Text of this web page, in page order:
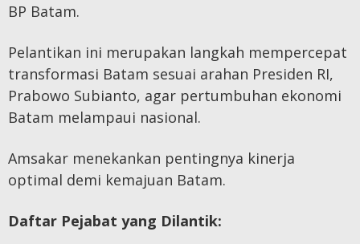
BP Batam.
Pelantikan ini merupakan langkah mempercepat
transformasi Batam sesuai arahan Presiden RI,
Prabowo Subianto, agar pertumbuhan ekonomi
Batam melampaui nasional.
Amsakar menekankan pentingnya kinerja
optimal demi kemajuan Batam.
Daftar Pejabat yang Dilantik: